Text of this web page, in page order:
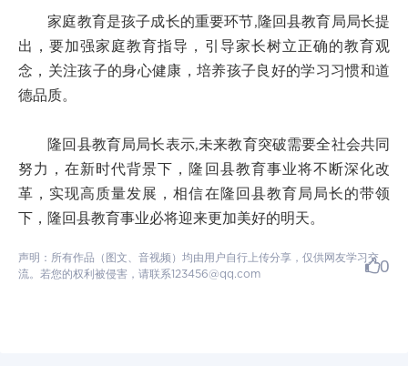
家庭教育是孩子成长的重要环节,隆回县教育局局长提
出，要加强家庭教育指导，引导家长树立正确的教育观
念，关注孩子的身心健康，培养孩子良好的学习习惯和道
德品质。
隆回县教育局局长表示,未来教育突破需要全社会共同
努力，在新时代背景下，隆回县教育事业将不断深化改
革，实现高质量发展，相信在隆回县教育局局长的带领
下，隆回县教育事业必将迎来更加美好的明天。
声明：所有作品（图文、音视频）均由用户自行上传分享，仅供网友学习交
流。若您的权利被侵害，请联系123456@qq.com
0